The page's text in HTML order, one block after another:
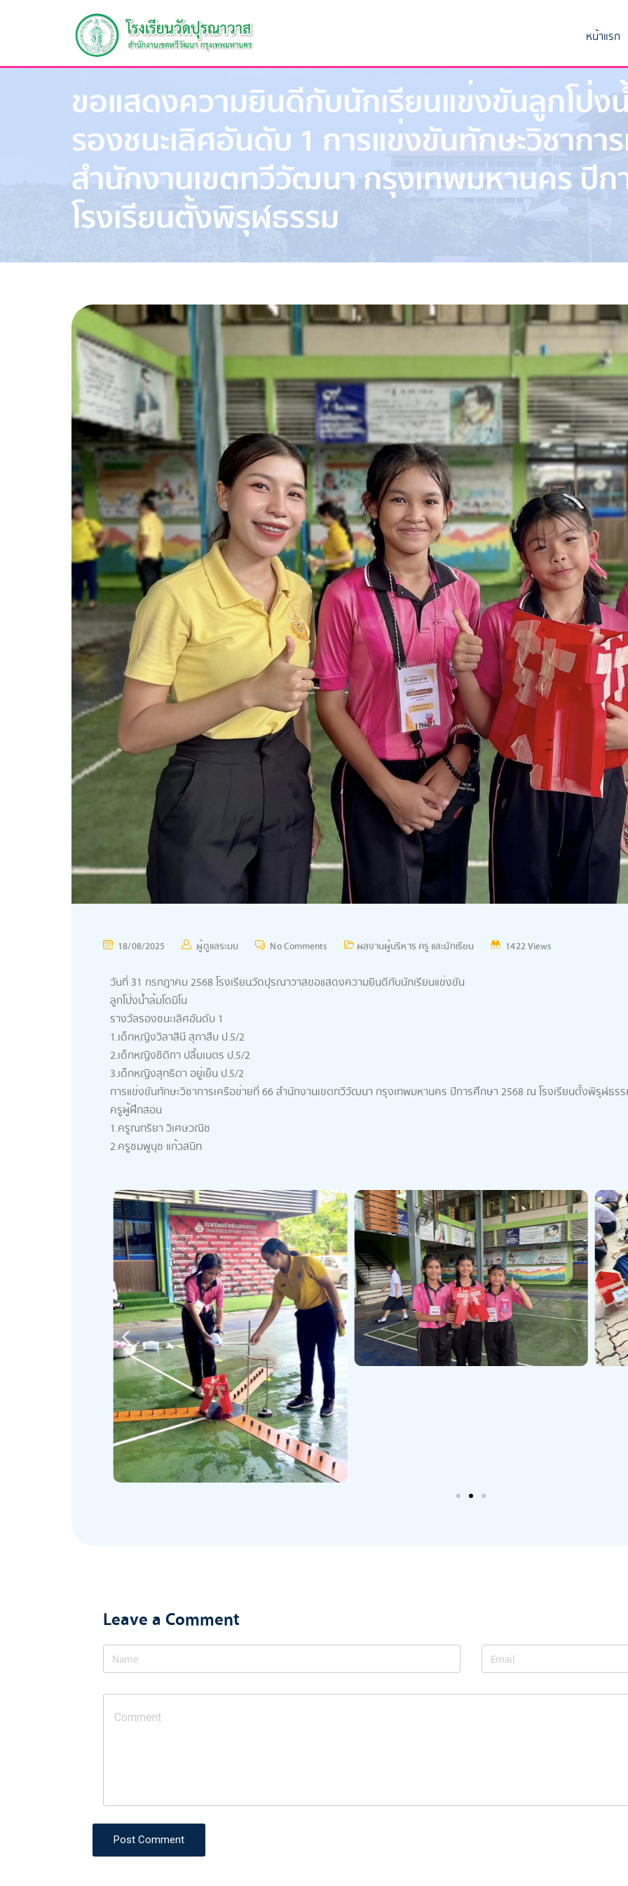
หน้าแรก
ขอแสดงความยินดีกับนักเรียนแข่งขันลูกโป่ง
รองชนะเลิศอันดับ 1 การแข่งขันทักษะวิชากา
สำนักงานเขตทวีวัฒนา กรุงเทพมหานคร ปี
โรงเรียนตั้งพิรุฬธรรม
18/08/2025 ผู้ดูแลระบบ No Comments ผลงานผู้บริหาร ครู และนักเรียน 1422 Views
วันที่ 31 กรกฎาคม 2568 โรงเรียนวัดปุรณาวาสขอแสดงความยินดีกับนักเรียนแข่งขัน
ลูกโป่งน้ำล้มโดมิโน
รางวัลรองชนะเลิศอันดับ 1
1.เด็กหญิงวิลาสินี สุภาสืบ ป.5/2
2.เด็กหญิงชิติกา ปลื้มเนตร ป.5/2
3.เด็กหญิงสุทธิตา อยู่เย็น ป.5/2
การแข่งขันทักษะวิชาการเครือข่ายที่ 66 สำนักงานเขตทวีวัฒนา กรุงเทพมหานคร ปีการศึกษา 2568 ณ โรงเรียนตั้งพิรุฬธร
ครูผู้ฝึกสอน
1.ครูณทริยา วิเศษวณิช
2.ครูชมพูนุช แก้วสนิท
Leave a Comment
Post Comment